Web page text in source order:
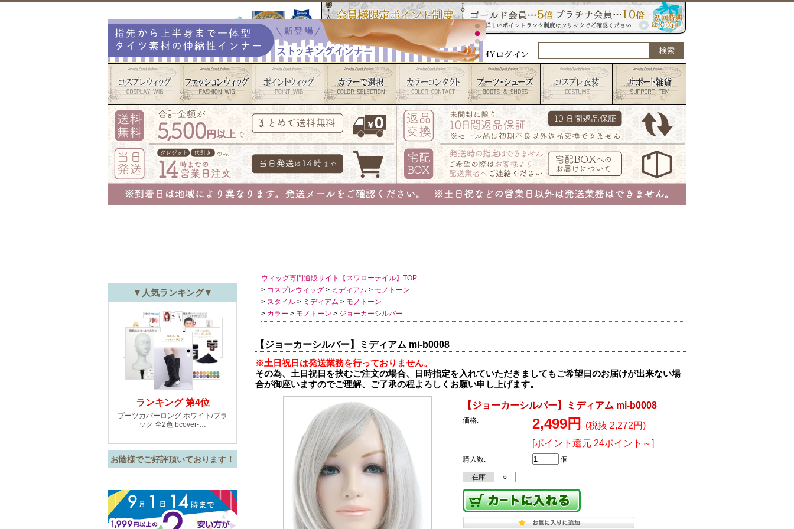
ウィッグ専門通販サイト【スワローテイル】TOP
> コスプレウィッグ > ミディアム > モノトーン
> スタイル > ミディアム > モノトーン
> カラー > モノトーン > ジョーカーシルバー
【ジョーカーシルバー】ミディアム mi-b0008
※土日祝日は発送業務を行っておりません。
その為、土日祝日を挟むご注文の場合、日時指定を入れていただきましてもご希望日のお届けが出来ない場
合が御座いますのでご理解、ご了承の程よろしくお願い申し上げます。
【ジョーカーシルバー】ミディアム mi-b0008
価格: 2,499円
(税抜 2,272円)
[ポイント還元 24ポイント～]
購入数: 個
在庫 ○